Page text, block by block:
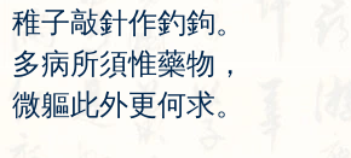
稚子敲針作釣鉤。
多病所須惟藥物 ，
微軀此外更何求。